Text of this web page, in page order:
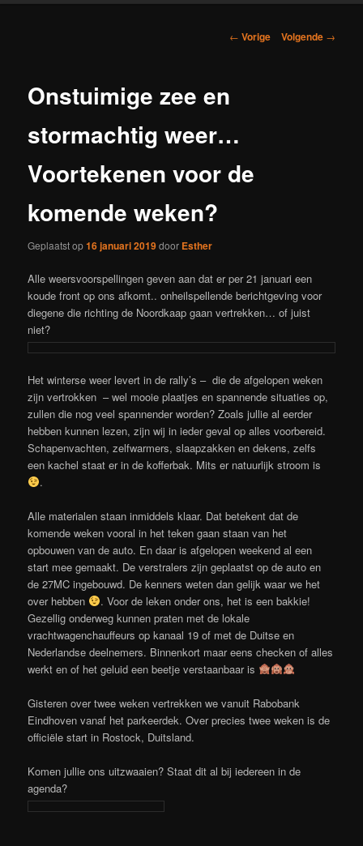
Berichtnavigatie
← Vorige Volgende →
Onstuimige zee en
stormachtig weer…
Voortekenen voor de
komende weken?
Geplaatst op16 januari 2019door Esther
Alle weersvoorspellingen geven aan dat er per 21 januari een
koude front op ons afkomt.. onheilspellende berichtgeving voor
diegene die richting de Noordkaap gaan vertrekken… of juist
niet?
Het winterse weer levert in de rally’s – die de afgelopen weken
zijn vertrokken – wel mooie plaatjes en spannende situaties op,
zullen die nog veel spannender worden? Zoals jullie al eerder
hebben kunnen lezen, zijn wij in ieder geval op alles voorbereid.
Schapenvachten, zelfwarmers, slaapzakken en dekens, zelfs
een kachel staat er in de kofferbak. Mits er natuurlijk stroom is
.
Alle materialen staan inmiddels klaar. Dat betekent dat de
komende weken vooral in het teken gaan staan van het
opbouwen van de auto. En daar is afgelopen weekend al een
start mee gemaakt. De verstralers zijn geplaatst op de auto en
de 27MC ingebouwd. De kenners weten dan gelijk waar we het
over hebben
. Voor de leken onder ons, het is een bakkie!
Gezellig onderweg kunnen praten met de lokale
vrachtwagenchauffeurs op kanaal 19 of met de Duitse en
Nederlandse deelnemers. Binnenkort maar eens checken of alles
werkt en of het geluid een beetje verstaanbaar is
Gisteren over twee weken vertrekken we vanuit Rabobank
Eindhoven vanaf het parkeerdek. Over precies twee weken is de
officiële start in Rostock, Duitsland.
Komen jullie ons uitzwaaien? Staat dit al bij iedereen in de
agenda?